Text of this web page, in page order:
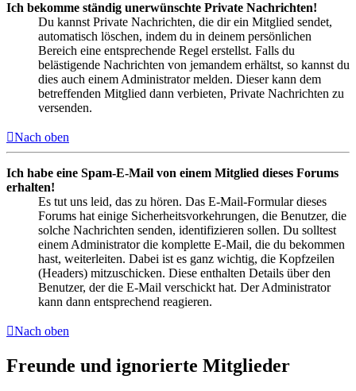
Ich bekomme ständig unerwünschte Private Nachrichten!
Du kannst Private Nachrichten, die dir ein Mitglied sendet,
automatisch löschen, indem du in deinem persönlichen
Bereich eine entsprechende Regel erstellst. Falls du
belästigende Nachrichten von jemandem erhältst, so kannst du
dies auch einem Administrator melden. Dieser kann dem
betreffenden Mitglied dann verbieten, Private Nachrichten zu
versenden.
Nach oben
Ich habe eine Spam-E-Mail von einem Mitglied dieses Forums
erhalten!
Es tut uns leid, das zu hören. Das E-Mail-Formular dieses
Forums hat einige Sicherheitsvorkehrungen, die Benutzer, die
solche Nachrichten senden, identifizieren sollen. Du solltest
einem Administrator die komplette E-Mail, die du bekommen
hast, weiterleiten. Dabei ist es ganz wichtig, die Kopfzeilen
(Headers) mitzuschicken. Diese enthalten Details über den
Benutzer, der die E-Mail verschickt hat. Der Administrator
kann dann entsprechend reagieren.
Nach oben
Freunde und ignorierte Mitglieder